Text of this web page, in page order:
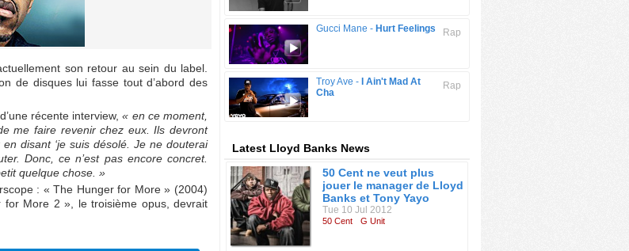
son retour au sein du label.
de disques lui fasse tout d’abord des
récente interview,« en ce moment,
me faire revenir chez eux. Ils devront
disant ‘je suis désolé. Je ne douterai
Donc, ce n’est pas encore concret.
quelque chose. »
: « The Hunger for More » (2004)
More 2 », le troisième opus, devrait
Rap
Gucci Mane - Hurt Feelings
Rap
Troy Ave -
I Ain't Mad At
Cha
Latest Lloyd Banks News
50 Cent ne veut plus
jouer le manager de Lloyd
Banks et Tony Yayo
Tue 10 Jul 2012
50 Cent G Unit